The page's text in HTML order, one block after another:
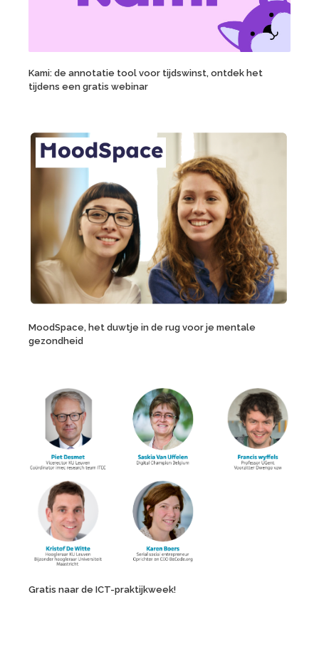
Kami: de annotatie tool voor tijdswinst, ontdek het
tijdens een gratis webinar
MoodSpace, het duwtje in de rug voor je mentale
gezondheid
Gratis naar de ICT-praktijkweek!